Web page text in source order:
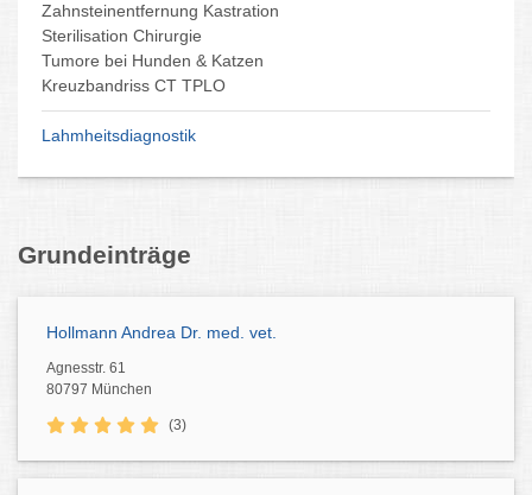
Zahnsteinentfernung Kastration
Sterilisation Chirurgie
Tumore bei Hunden & Katzen
Kreuzbandriss CT TPLO
Lahmheitsdiagnostik
Grundeinträge
Hollmann Andrea Dr. med. vet.
Agnesstr. 61
80797 München
(3)